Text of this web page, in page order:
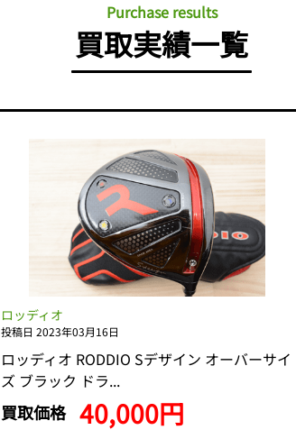
Purchase results
買取実績一覧
ロッディオ
投稿日 2023年03月16日
ロッディオ RODDIO Sデザイン オーバーサイ
ズ ブラック ドラ...
買取価格 40,000円